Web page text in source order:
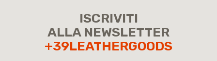
ISCRIVITI
ALLA NEWSLETTER
+39LEATHERGOODS